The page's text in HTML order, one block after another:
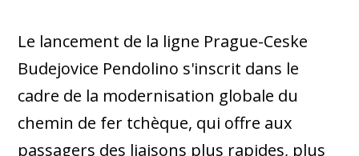
Le lancement de la ligne Prague-Ceske
Budejovice Pendolino s'inscrit dans le
cadre de la modernisation globale du
chemin de fer tchèque, qui offre aux
passagers des liaisons plus rapides, plus